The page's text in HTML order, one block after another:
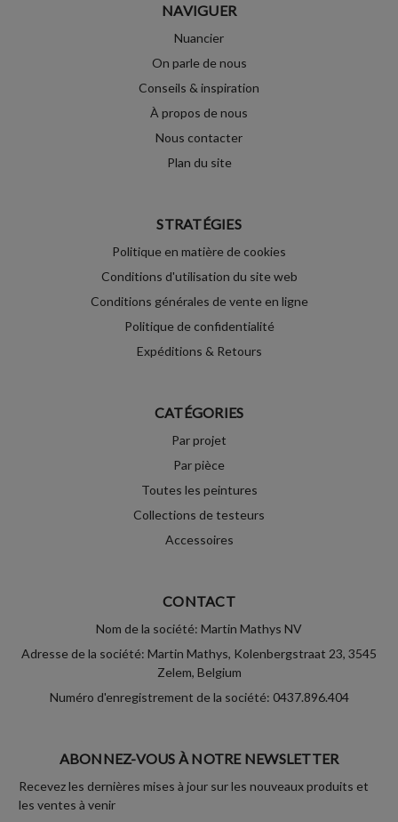
NAVIGUER
Nuancier
On parle de nous
Conseils & inspiration
À propos de nous
Nous contacter
Plan du site
STRATÉGIES
Politique en matière de cookies
Conditions d'utilisation du site web
Conditions générales de vente en ligne
Politique de confidentialité
Expéditions & Retours
CATÉGORIES
Par projet
Par pièce
Toutes les peintures
Collections de testeurs
Accessoires
CONTACT
Nom de la société: Martin Mathys NV
Adresse de la société: Martin Mathys, Kolenbergstraat 23, 3545
Zelem, Belgium
Numéro d'enregistrement de la société: 0437.896.404
ABONNEZ-VOUS À NOTRE NEWSLETTER
Recevez les dernières mises à jour sur les nouveaux produits et
les ventes à venir